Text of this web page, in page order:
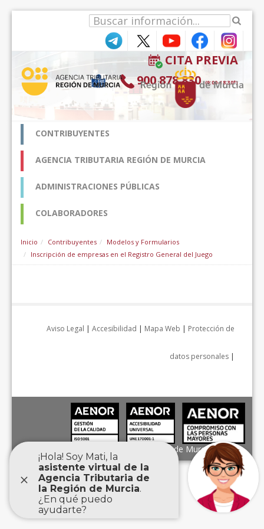
CITA PREVIA
900 878 830 (9:00-18:30*)
CONTRIBUYENTES
AGENCIA TRIBUTARIA REGIÓN DE MURCIA
ADMINISTRACIONES PÚBLICAS
COLABORADORES
Inicio Contribuyentes
Modelos y Formularios
Inscripción de empresas en el Registro General del Juego
Aviso Legal | Accesibilidad | Mapa Web | Protección de
datos personales |
Agencia Tributaria de la Región de Murcia